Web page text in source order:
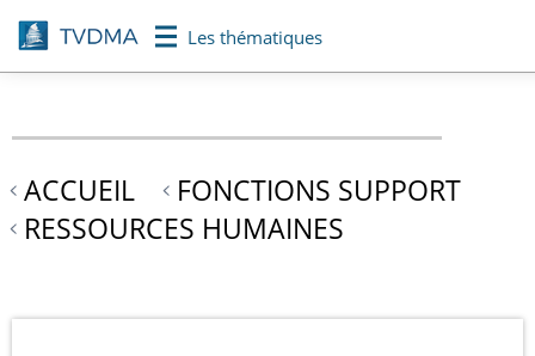
Aller
au
contenu
Les thématiques
ACCUEIL
FONCTIONS SUPPORT
RESSOURCES HUMAINES